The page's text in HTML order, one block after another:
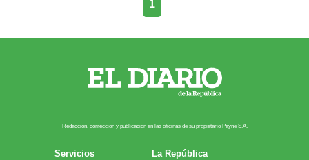
1
Redacción, corrección y publicación en las oficinas de su propietario Payn​é S.A.
Servicios
La República